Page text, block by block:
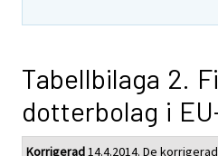
Tabellbilaga 2.
dotterbolag i
Korrigerad14.4.2014. De